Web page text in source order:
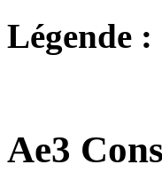
Légende :
Ae3